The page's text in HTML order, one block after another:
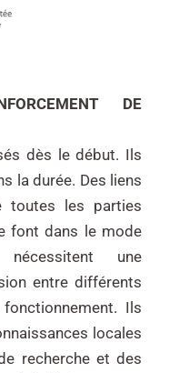
DE
dès le début. Ils
la durée. Des liens
toutes les parties
font dans le mode
une
entre différents
Ils
locales
recherche et des